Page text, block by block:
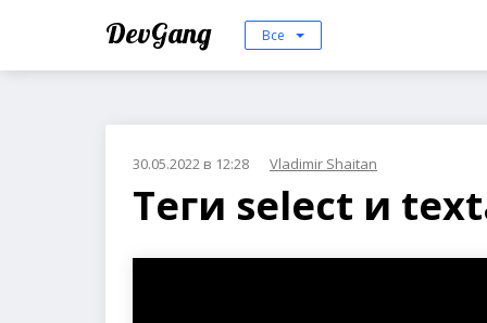
DevGang Все
30.05.2022 в 12:28 Vladimir Shaitan
Теги select и